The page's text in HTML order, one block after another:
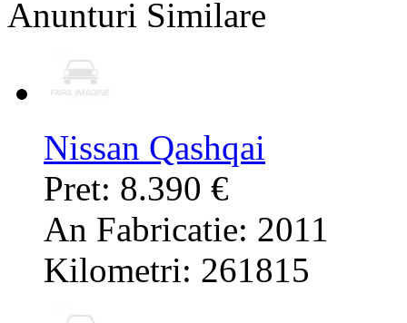
Anunturi Similare
Nissan Qashqai
Pret: 8.390 €
An Fabricatie: 2011
Kilometri: 261815